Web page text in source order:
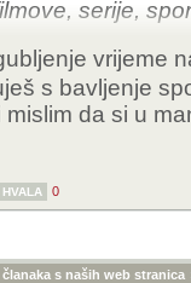
serije,
vrijeme
s bavljenje
mislim da si u
HVALA 0
s naših web stranica